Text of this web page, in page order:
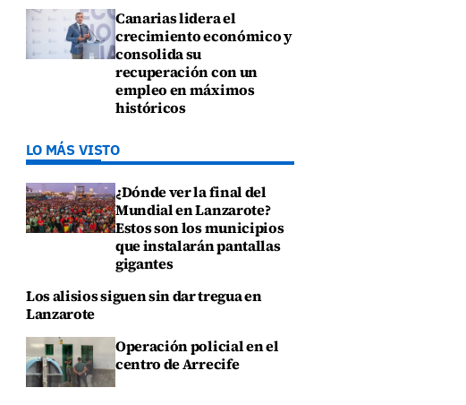
Canarias lidera el
crecimiento económico y
consolida su
recuperación con un
empleo en máximos
históricos
LO MÁS VISTO
¿Dónde ver la final del
Mundial en Lanzarote?
Estos son los municipios
que instalarán pantallas
gigantes
Los alisios siguen sin dar tregua en
Lanzarote
Operación policial en el
centro de Arrecife